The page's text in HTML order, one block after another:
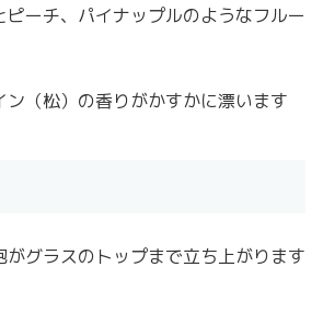
ーチ、パイナップルのようなフルー
ン（松）の香りがかすかに漂います
がグラスのトップまで立ち上がります